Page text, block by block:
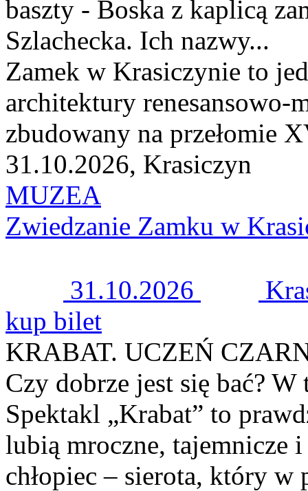
baszty - Boska z kaplicą
Szlachecka. Ich nazwy...
Zamek w Krasiczynie to
architektury renesansowo-
zbudowany na przełomie
31.10.2026, Krasiczyn
MUZEA
Zwiedzanie Zamku w
31.10.2026
kup bilet
KRABAT. UCZEŃ
Czy dobrze jest się bać?
Spektakl „Krabat” to
lubią mroczne, tajemnicze
chłopiec – sierota, który